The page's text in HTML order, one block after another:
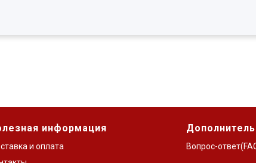
информация
и оплата
Вопрос-